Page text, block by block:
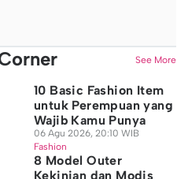
See More
10 Basic Fashion Item
untuk Perempuan yang
Wajib Kamu Punya
06 Agu 2026, 20:10 WIB
Fashion
8 Model Outer
Kekinian dan Modis